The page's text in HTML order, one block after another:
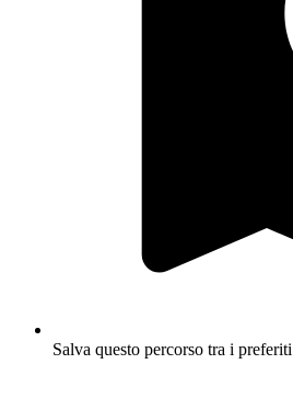
Salva questo percorso tra i